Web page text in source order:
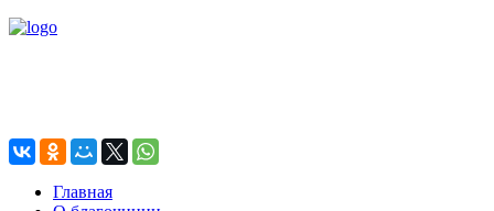
Главная